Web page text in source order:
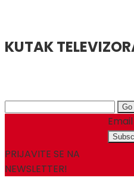
KUTAK
Search
PRIJAVITE SE NA
NEWSLETTER!
Email